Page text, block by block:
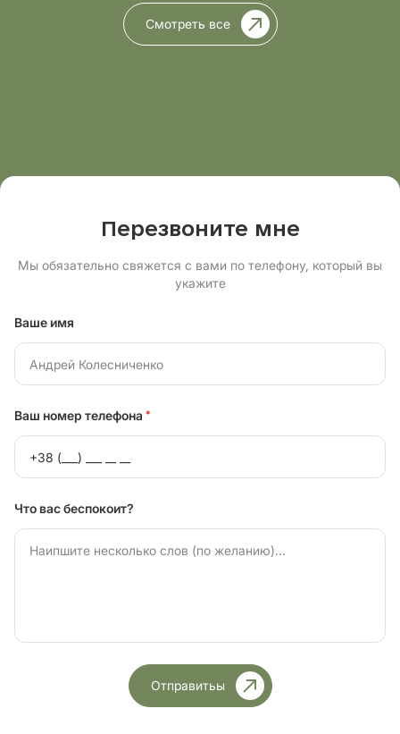
Смотреть все
Перезвоните мне
Мы обязательно свяжется с вами по телефону, который вы
укажите
Ваше имя
Ваш номер телефона *
Что вас беспокоит?
Отправитьы